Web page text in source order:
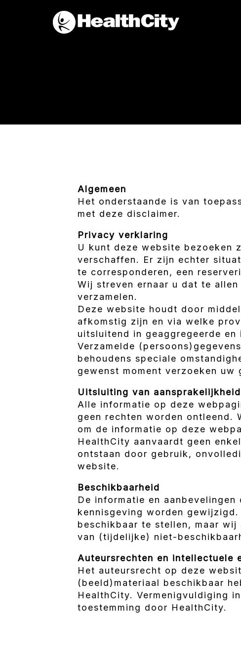
Algemeen
Het onderstaande is van
met deze disclaimer.
Privacy verklaring
U kunt deze website bezoeken
verschaffen. Er zijn echter
te corresponderen, een
Wij streven ernaar u dat te
verzamelen.
Deze website houdt door
afkomstig zijn en via welke
uitsluitend in geaggregeerde
Verzamelde
behoudens speciale
gewenst moment verzoeken
Uitsluiting van aansprakelijkheid
Alle informatie op deze
geen rechten worden ontleend.
om de informatie op deze
HealthCity aanvaardt geen
ontstaan door gebruik,
website.
Beschikbaarheid
De informatie en
kennisgeving worden
beschikbaar te stellen, maar wij
van (tijdelijke) niet-
Auteursrechten en intellectuele
Het auteursrecht op deze
(beeld)materiaal beschikbaar
HealthCity. Vermenigvuldiging
toestemming door HealthCity.